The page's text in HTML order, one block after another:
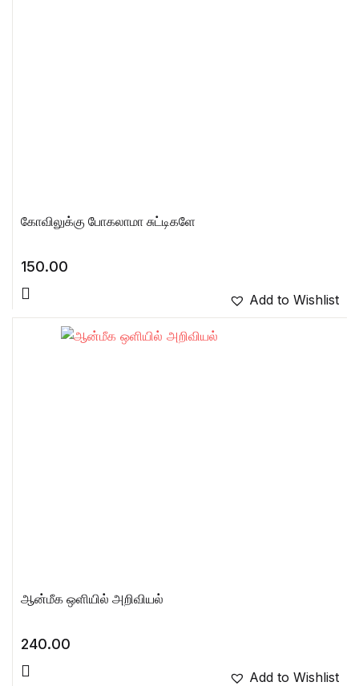
கோவிலுக்கு போகலாமா சுட்டிகளே
150.00
Add to Wishlist
ஆன்மீக ஒளியில் அறிவியல்
240.00
Add to Wishlist